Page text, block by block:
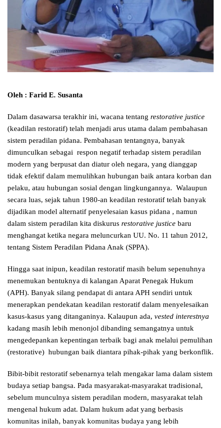
Oleh : Farid E. Susanta
Dalam dasawarsa terakhir ini, wacana tentang restorative justice
(keadilan restoratif) telah menjadi arus utama dalam pembahasan
sistem peradilan pidana. Pembahasan tentangnya, banyak
dimunculkan sebagai respon negatif terhadap sistem peradilan
modern yang berpusat dan diatur oleh negara, yang dianggap
tidak efektif dalam memulihkan hubungan baik antara korban dan
pelaku, atau hubungan sosial dengan lingkungannya. Walaupun
secara luas, sejak tahun 1980-an keadilan restoratif telah banyak
dijadikan model alternatif penyelesaian kasus pidana , namun
dalam sistem peradilan kita diskurus restorative justice baru
menghangat ketika negara meluncurkan UU. No. 11 tahun 2012,
tentang Sistem Peradilan Pidana Anak (SPPA).
Hingga saat inipun, keadilan restoratif masih belum sepenuhnya
menemukan bentuknya di kalangan Aparat Penegak Hukum
(APH). Banyak silang pendapat di antara APH sendiri untuk
menerapkan pendekatan keadilan restoratif dalam menyelesaikan
kasus-kasus yang ditanganinya. Kalaupun ada, vested interestnya
kadang masih lebih menonjol dibanding semangatnya untuk
mengedepankan kepentingan terbaik bagi anak melalui pemulihan
(restorative) hubungan baik diantara pihak-pihak yang berkonflik.
Bibit-bibit restoratif sebenarnya telah mengakar lama dalam sistem
budaya setiap bangsa. Pada masyarakat-masyarakat tradisional,
sebelum munculnya sistem peradilan modern, masyarakat telah
mengenal hukum adat. Dalam hukum adat yang berbasis
komunitas inilah, banyak komunitas budaya yang lebih